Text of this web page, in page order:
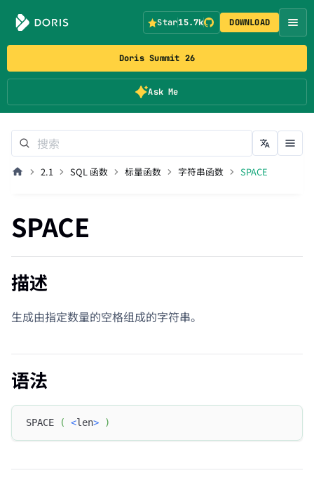
Doris Summit 26
Ask Me
Star15.7k DOWNLOAD
2.1 SQL 函数 标量函数 字符串函数 SPACE
SPACE
描述
生成由指定数量的空格组成的字符串。
语法
SPACE ( <len> )